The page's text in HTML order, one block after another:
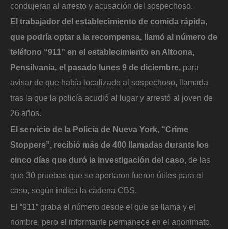
condujeran al arresto y acusación del sospechoso.
El trabajador del establecimiento de comida rápida,
que podría optar a la recompensa, llamó al número de
teléfono “911” en el establecimiento en Altoona,
Pensilvania, el pasado lunes 9 de diciembre, para
avisar de que había localizado al sospechoso, llamada
tras la que la policía acudió al lugar y arrestó al joven de
26 años.
El servicio de la Policía de Nueva York, “Crime
Stoppers”, recibió más de 400 llamadas durante los
cinco días que duró la investigación del caso, de las
que 30 pruebas que se aportaron fueron útiles para el
caso, según indica la cadena CBS.
El “911” graba el número desde el que se llama y el
nombre, pero el informante permanece en el anonimato.